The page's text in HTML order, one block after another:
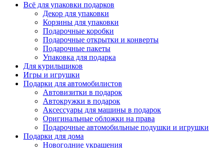
Всё для упаковки подарков
Декор для упаковки
Корзины для упаковки
Подарочные коробки
Подарочные открытки и конверты
Подарочные пакеты
Упаковка для подарка
Для курильщиков
Игры и игрушки
Подарки для автомобилистов
Автовизитки в подарок
Автокружки в подарок
Аксессуары для машины в подарок
Оригинальные обложки на права
Подарочные автомобильные подушки и игрушки
Подарки для дома
Новогодние украшения